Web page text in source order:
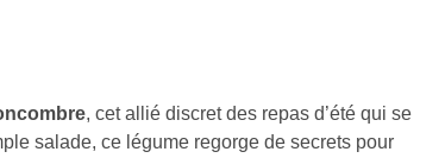
, cet allié discret des repas d’été qui se
salade, ce légume regorge de secrets pour